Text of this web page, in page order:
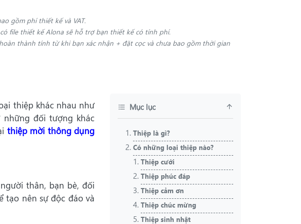
gồm phí thiết kế và VAT.
file thiết kế Alona sẽ hỗ trợ bạn thiết kế có tính phí.
thành tính từ khi bạn xác nhận + đặt cọc và chưa bao gồm thời gian
thiệp khác nhau như
đối tượng khác
thiệp mời thông dụng
thân, bạn bè, đối
tạo nên sự độc đáo và
Mục lục
Thiệp là gì?
Có những loại thiệp nào?
Thiệp cưới
Thiệp phúc đáp
Thiệp cảm ơn
Thiệp chúc mừng
Thiệp sinh nhật